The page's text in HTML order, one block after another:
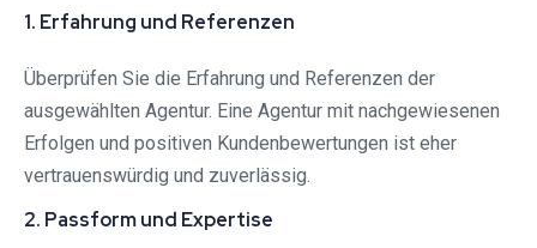
1. Erfahrung und Referenzen
Überprüfen Sie die Erfahrung und Referenzen der
ausgewählten Agentur. Eine Agentur mit nachgewiesenen
Erfolgen und positiven Kundenbewertungen ist eher
vertrauenswürdig und zuverlässig.
2. Passform und Expertise